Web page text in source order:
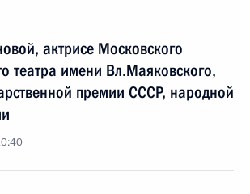
актрисе Московского
театра имени Вл.Маяковского,
премии СССР, народной